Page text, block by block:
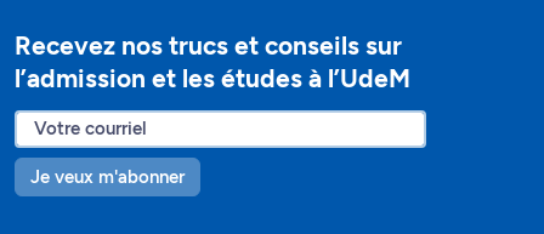
Recevez nos trucs et conseils sur
l’admission et les études à l’UdeM
Je veux m'abonner